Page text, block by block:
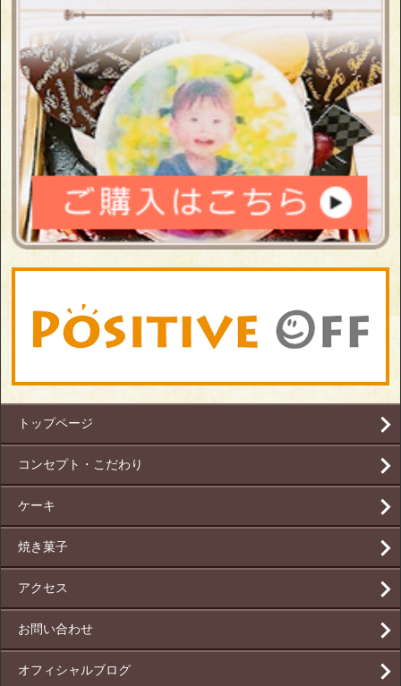
トップページ
コンセプト・こだわり
ケーキ
焼き菓子
アクセス
お問い合わせ
オフィシャルブログ